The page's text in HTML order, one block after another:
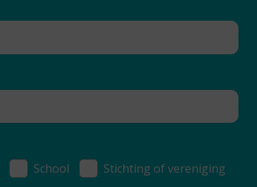
School Stichting of vereniging